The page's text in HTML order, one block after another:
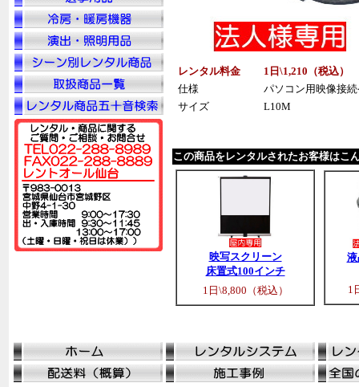
レンタル料金 1日\1,210（税込）
仕様
パソコン用映像接
サイズ
L10M
この商品をレンタルされたお客様はこ
映写スクリーン
床置式100インチ
1日\8,800（税込）
1